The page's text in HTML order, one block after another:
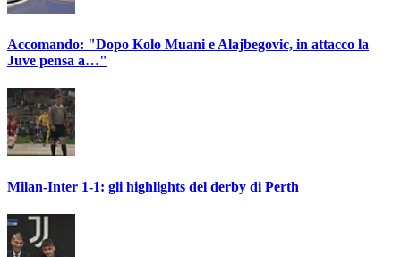
Accomando: "Dopo Kolo Muani e Alajbegovic, in attacco la
Juve pensa a…"
Milan-Inter 1-1: gli highlights del derby di Perth